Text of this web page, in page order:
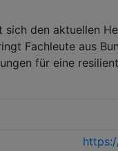
den aktuellen
Fachleute aus
für eine